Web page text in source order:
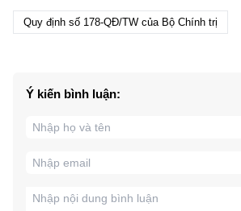
Quy định số 178-QĐ/TW của Bộ Chính trị
Ý kiến bình luận: